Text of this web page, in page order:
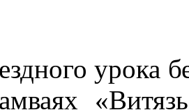
урока